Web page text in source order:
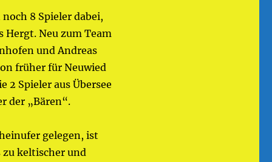
8 Spieler dabei,
Hergt. Neu zum Team
und Andreas
früher für Neuwied
2 Spieler aus Übersee
der „Bären“.
gelegen, ist
keltischer und